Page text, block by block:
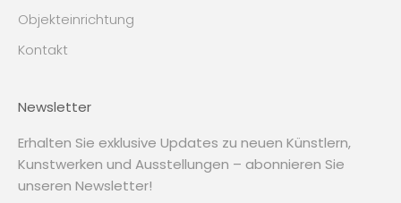
Objekteinrichtung
Kontakt
Newsletter
Erhalten Sie exklusive Updates zu neuen Künstlern,
Kunstwerken und Ausstellungen – abonnieren Sie
unseren Newsletter!